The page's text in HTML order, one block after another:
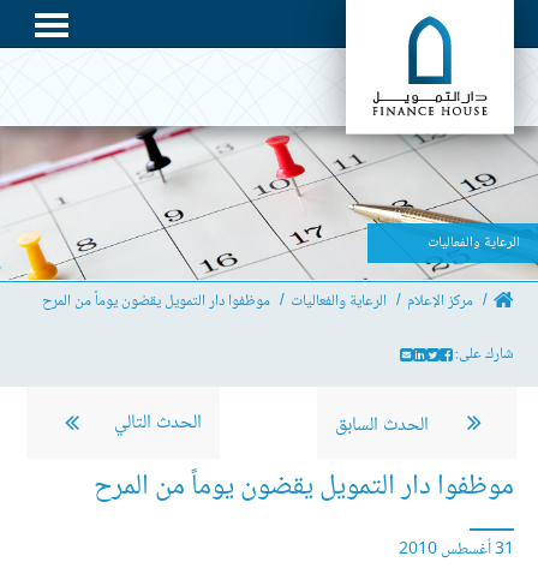
الرعاية والفعاليات
مركز الإعلام الرعاية والفعاليات
موظفوا دار التمويل يقضون يوماً من المرح
شارك على:
الحدث السابق الحدث التالي
موظفوا دار التمويل يقضون يوماً من المرح
31 أغسطس 2010